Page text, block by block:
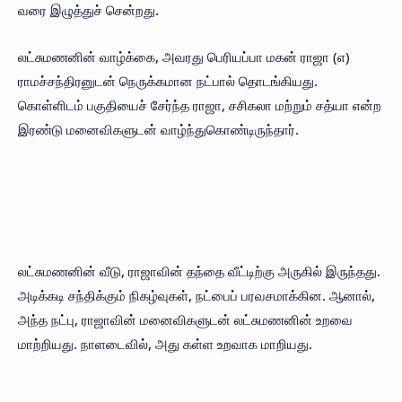
வரை இழுத்துச் சென்றது.
லட்சுமணனின் வாழ்க்கை, அவரது பெரியப்பா மகன் ராஜா (எ)
ராமச்சந்திரனுடன் நெருக்கமான நட்பால் தொடங்கியது.
கொள்ளிடம் பகுதியைச் சேர்ந்த ராஜா, சசிகலா மற்றும் சத்யா என்ற
இரண்டு மனைவிகளுடன் வாழ்ந்துகொண்டிருந்தார்.
லட்சுமணனின் வீடு, ராஜாவின் தந்தை வீட்டிற்கு அருகில் இருந்தது.
அடிக்கடி சந்திக்கும் நிகழ்வுகள், நட்பைப் பரவசமாக்கின. ஆனால்,
அந்த நட்பு, ராஜாவின் மனைவிகளுடன் லட்சுமணனின் உறவை
மாற்றியது. நாளடைவில், அது கள்ள உறவாக மாறியது.